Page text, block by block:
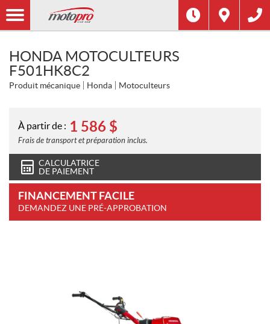
HONDA MOTOCULTEURS
F501HK8C2
Produit mécanique Honda Motoculteurs
À partir de : 1 586 $
Frais de transport et préparation inclus.
CALCULATRICE
DE PAIEMENT
FINANCEMENT FACILE
DEMANDEZ UNE PRÉ-APPROBATION